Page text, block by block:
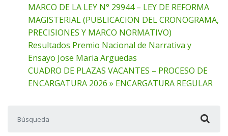
MARCO DE LA LEY N° 29944 – LEY DE REFORMA
MAGISTERIAL (PUBLICACION DEL CRONOGRAMA,
PRECISIONES Y MARCO NORMATIVO)
Resultados Premio Nacional de Narrativa y
Ensayo Jose Maria Arguedas
CUADRO DE PLAZAS VACANTES – PROCESO DE
ENCARGATURA 2026 » ENCARGATURA REGULAR